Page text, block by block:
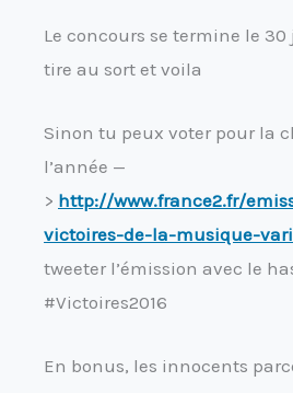
Le concours se termine le
tire au sort et voila
Sinon tu peux voter pour la
l’année —
> http://www.france2.fr/
victoires-de-la-musique-
tweeter l’émission avec le
#Victoires2016
En bonus, les innocents